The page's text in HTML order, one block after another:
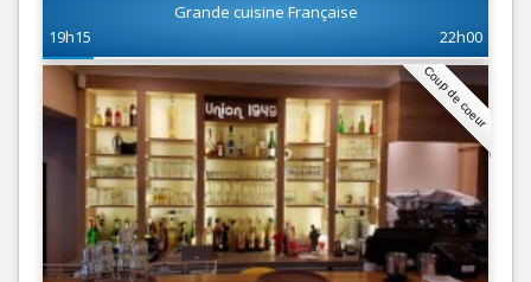
Grande cuisine Française
19h15
22h00
Coup de coeur